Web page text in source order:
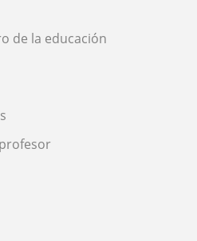
de la educación